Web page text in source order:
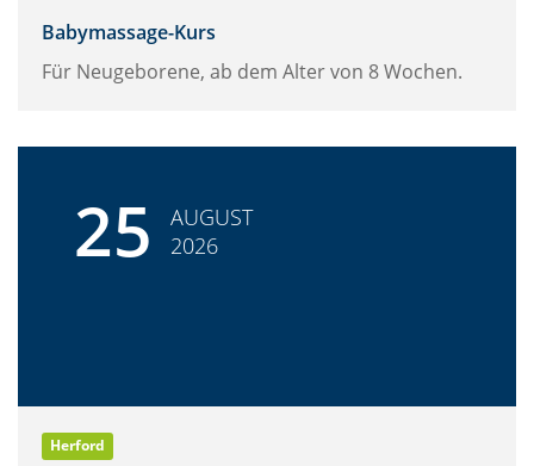
Babymassage-Kurs
Für Neugeborene, ab dem Alter von 8 Wochen.
25
AUGUST
2026
Herford